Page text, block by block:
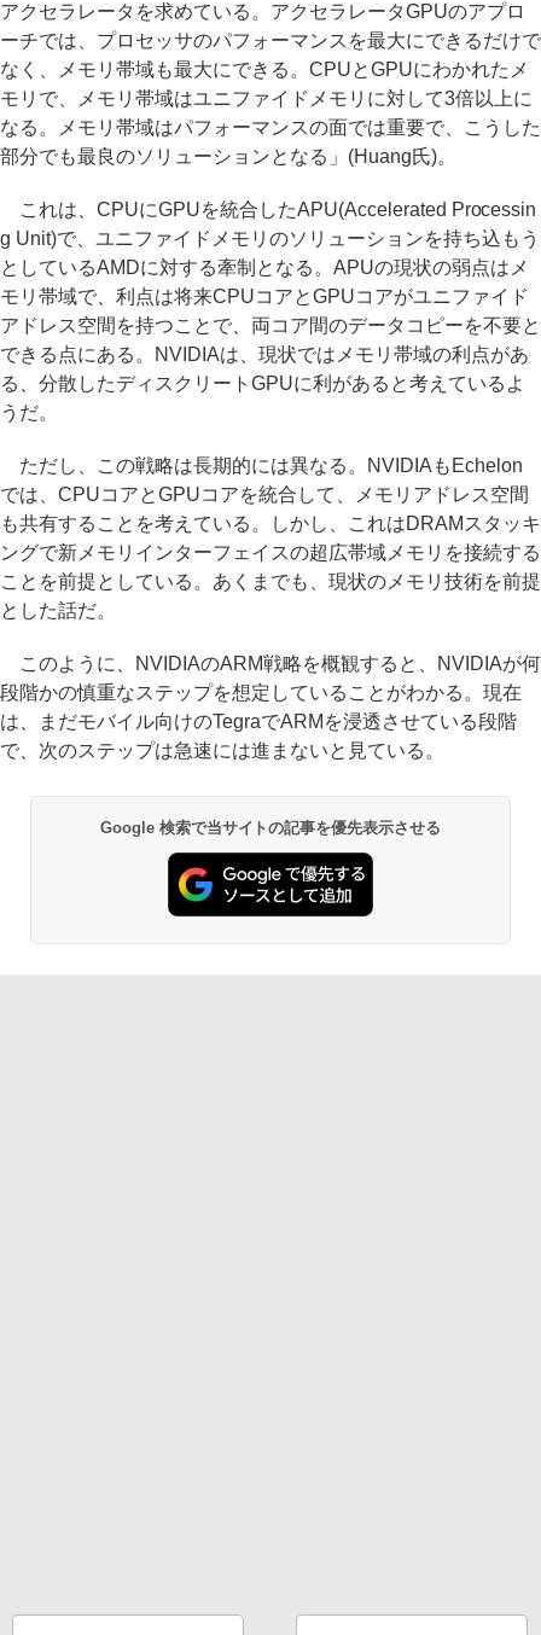
アクセラレータを求めている。アクセラレータGPUのアプロ
ーチでは、プロセッサのパフォーマンスを最大にできるだけで
なく、メモリ帯域も最大にできる。CPUとGPUにわかれたメ
モリで、メモリ帯域はユニファイドメモリに対して3倍以上に
なる。メモリ帯域はパフォーマンスの面では重要で、こうした
部分でも最良のソリューションとなる」(Huang氏)。
これは、CPUにGPUを統合したAPU(Accelerated Processin
g Unit)で、ユニファイドメモリのソリューションを持ち込もう
としているAMDに対する牽制となる。APUの現状の弱点はメ
モリ帯域で、利点は将来CPUコアとGPUコアがユニファイド
アドレス空間を持つことで、両コア間のデータコピーを不要と
できる点にある。NVIDIAは、現状ではメモリ帯域の利点があ
る、分散したディスクリートGPUに利があると考えているよ
うだ。
ただし、この戦略は長期的には異なる。NVIDIAもEchelon
では、CPUコアとGPUコアを統合して、メモリアドレス空間
も共有することを考えている。しかし、これはDRAMスタッキ
ングで新メモリインターフェイスの超広帯域メモリを接続する
ことを前提としている。あくまでも、現状のメモリ技術を前提
とした話だ。
このように、NVIDIAのARM戦略を概観すると、NVIDIAが何
段階かの慎重なステップを想定していることがわかる。現在
は、まだモバイル向けのTegraでARMを浸透させている段階
で、次のステップは急速には進まないと見ている。
Google 検索で当サイトの記事を優先表示させる